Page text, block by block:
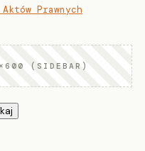
Prawnych
(SIDEBAR)